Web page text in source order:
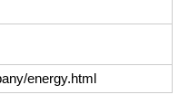
energy.html